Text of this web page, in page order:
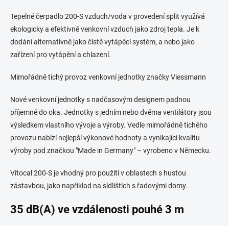
Tepelné čerpadlo 200-S vzduch/voda v provedení split využívá
ekologicky a efektivně venkovní vzduch jako zdroj tepla. Je k
dodání alternativně jako čistě vytápěcí systém, a nebo jako
zařízení pro vytápění a chlazení.
Mimořádně tichý provoz venkovní jednotky značky Viessmann
Nové venkovní jednotky s nadčasovým designem padnou
příjemně do oka. Jednotky s jedním nebo dvěma ventilátory jsou
výsledkem vlastního vývoje a výroby. Vedle mimořádně tichého
provozu nabízí nejlepší výkonové hodnoty a vynikající kvalitu
výroby pod značkou "Made in Germany" – vyrobeno v Německu.
Vitocal 200-S je vhodný pro použití v oblastech s hustou
zástavbou, jako například na sídlištích s řadovými domy.
35 dB(A) ve vzdálenosti pouhé 3 m